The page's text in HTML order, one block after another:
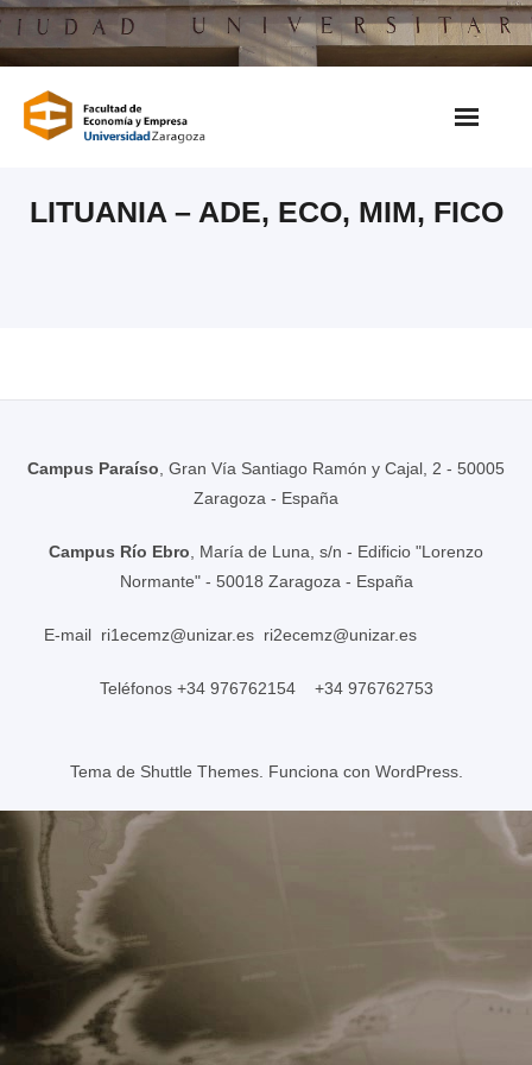
Saltar
al
LITUANIA – ADE, ECO, MIM, FICO
Campus Paraíso , Gran Vía Santiago Ramón y Cajal, 2 - 50005
Zaragoza - España
Campus Río Ebro , María de Luna, s/n - Edificio "Lorenzo
Normante" - 50018 Zaragoza - España
E-mail ri1ecemz@unizar.es ri2ecemz@unizar.es
Teléfonos +34 976762154 +34 976762753
Tema de Shuttle Themes. Funciona con WordPress.